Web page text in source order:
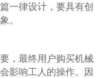
一律设计，要具有创
。
，最终用户购买机械
影响工人的操作。因